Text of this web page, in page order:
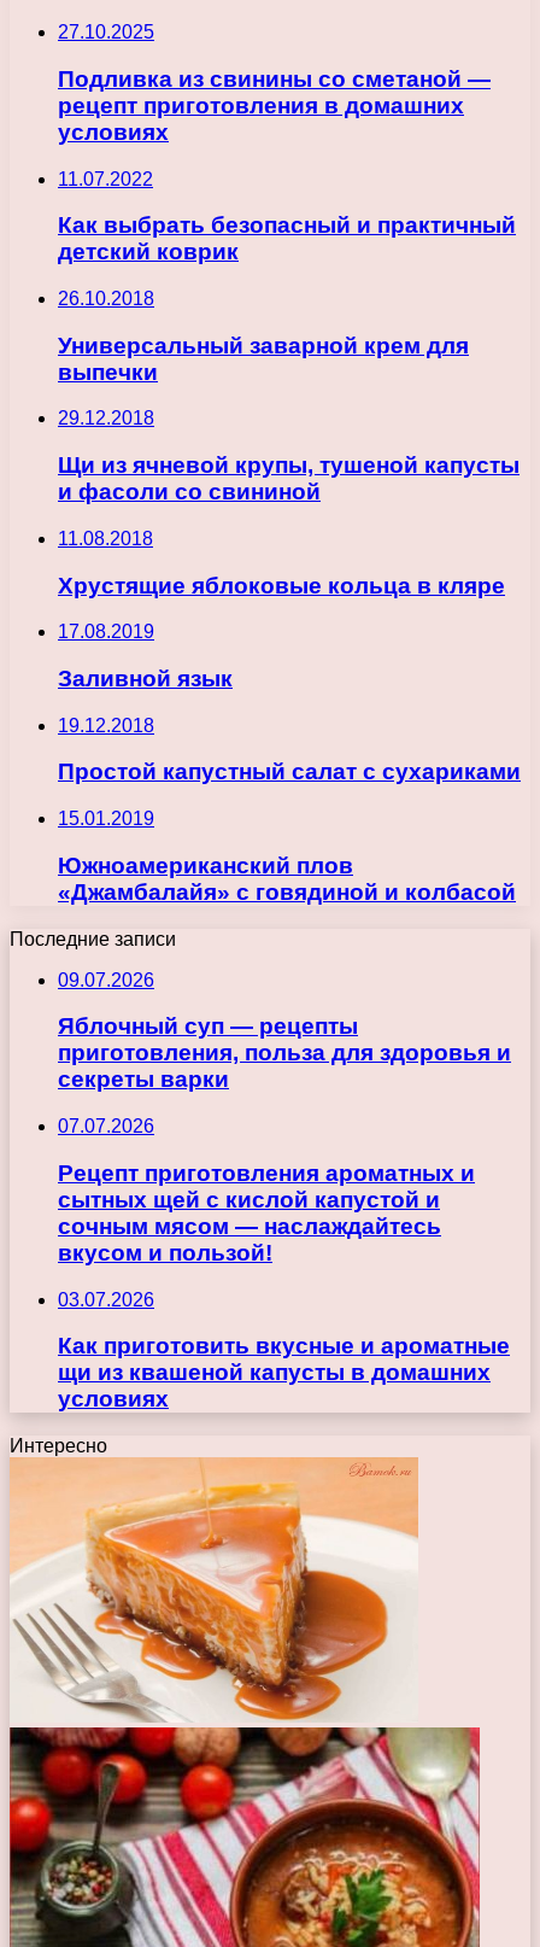
27.10.2025
Подливка из свинины со сметаной —
рецепт приготовления в домашних
условиях
11.07.2022
Как выбрать безопасный и практичный
детский коврик
26.10.2018
Универсальный заварной крем для
выпечки
29.12.2018
Щи из ячневой крупы, тушеной капусты
и фасоли со свининой
11.08.2018
Хрустящие яблоковые кольца в кляре
17.08.2019
Заливной язык
19.12.2018
Простой капустный салат с сухариками
15.01.2019
Южноамериканский плов
«Джамбалайя» с говядиной и колбасой
Последние записи
09.07.2026
Яблочный суп — рецепты
приготовления, польза для здоровья и
секреты варки
07.07.2026
Рецепт приготовления ароматных и
сытных щей с кислой капустой и
сочным мясом — наслаждайтесь
вкусом и пользой!
03.07.2026
Как приготовить вкусные и ароматные
щи из квашеной капусты в домашних
условиях
Интересно